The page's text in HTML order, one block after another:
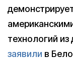
технологий из
заявили в